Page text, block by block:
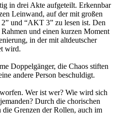
in drei Akte aufgeteilt. Erkennbar
Leinwand, auf der mit großen
und “AKT 3” zu lesen ist. Den
und einen kurzen Moment
in der mit altdeutscher
wird.
Doppelgänger, die Chaos stiften
andere Person beschuldigt.
Wer ist wer? Wie wird sich
Durch die chorischen
Grenzen der Rollen, auch im